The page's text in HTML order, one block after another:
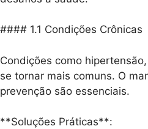
#### 1.1 Condições Crônicas
Condições como
se tornar mais comuns. O
prevenção são essenciais.
**Soluções Práticas**: